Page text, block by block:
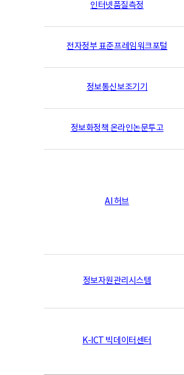
인터넷품질측정
전자정부 표준프레임워크포털
정보통신보조기기
정보화정책 온라인논문투고
AI 허브
정보자원관리시스템
K-ICT 빅데이터센터